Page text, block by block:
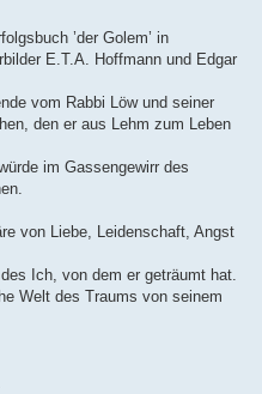
’der Golem’ in
E.T.A. Hoffmann und Edgar
vom Rabbi Löw und seiner
den er aus Lehm zum Leben
im Gassengewirr des
von Liebe, Leidenschaft, Angst
Ich, von dem er geträumt hat.
Welt des Traums von seinem